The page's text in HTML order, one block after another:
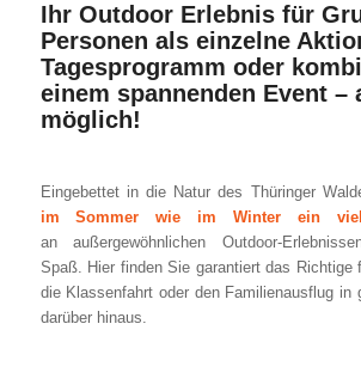
Ihr Outdoor Erlebnis für
Personen als einzelne
Tagesprogramm oder
einem spannenden Event –
möglich!
Eingebettet in die Natur des Thüringer
im Sommer wie im Winter ein
an außergewöhnlichen Outdoor-
Spaß. Hier finden Sie garantiert das Richtige
die Klassenfahrt oder den Familienausflug in
darüber hinaus.